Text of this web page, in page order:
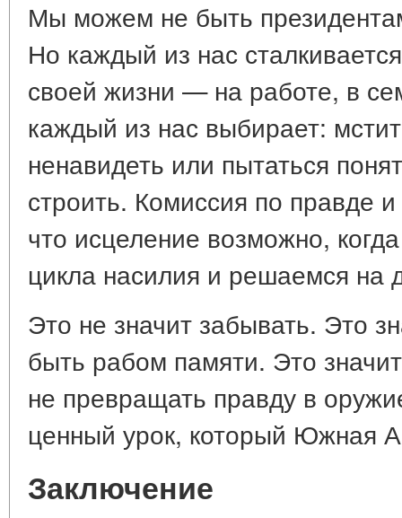
Мы можем не быть
Но каждый из нас
своей жизни — на работе, в
каждый из нас выбирает:
ненавидеть или пытаться
строить. Комиссия по правде
что исцеление возможно,
цикла насилия и решаемся на
Это не значит забывать. Это
быть рабом памяти. Это
не превращать правду в
ценный урок, который Южная
Заключение